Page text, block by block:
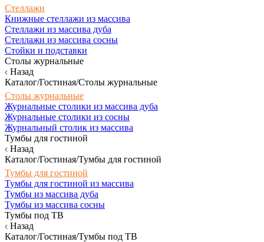
Стеллажи
Книжные стеллажи из массива
Стеллажи из массива дуба
Стеллажи из массива сосны
Стойки и подставки
Столы журнальные
Назад
Каталог/Гостиная/Столы журнальные
Столы журнальные
Журнальные столики из массива дуба
Журнальные столики из сосны
Журнальный столик из массива
Тумбы для гостиной
Назад
Каталог/Гостиная/Тумбы для гостиной
Тумбы для гостиной
Тумбы для гостиной из массива
Тумбы из массива дуба
Тумбы из массива сосны
Тумбы под ТВ
Назад
Каталог/Гостиная/Тумбы под ТВ